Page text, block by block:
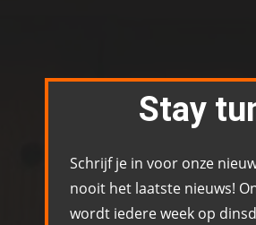
Stay
Schrijf je in voor onze
nooit het laatste nieuws!
wordt iedere week op